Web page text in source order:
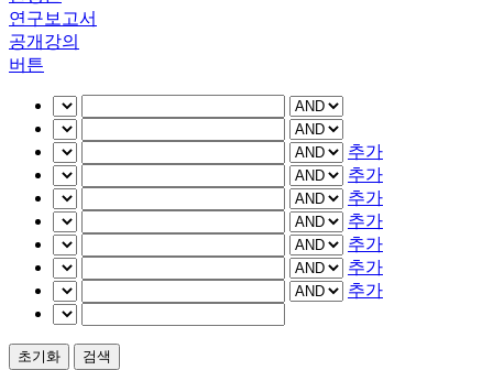
연구보고서
공개강의
버튼
추가
추가
추가
추가
추가
추가
추가